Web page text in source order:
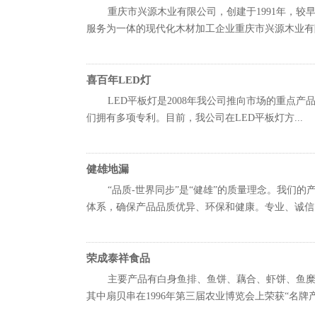
重庆市兴源木业有限公司，创建于1991年，较
服务为一体的现代化木材加工企业重庆市兴源木业
喜百年LED灯
LED平板灯是2008年我公司推向市场的重点产
们拥有多项专利。目前，我公司在LED平板灯方...
健雄地漏
“品质-世界同步”是“健雄”的质量理念。我们
体系，确保产品品质优异、环保和健康。专业、诚
荣成泰祥食品
主要产品有白身鱼排、鱼饼、藕合、虾饼、鱼
其中扇贝串在1996年第三届农业博览会上荣获“名牌